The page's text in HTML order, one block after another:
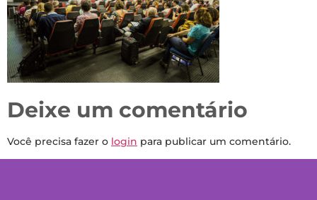
Deixe um comentário
Você precisa fazer o login para publicar um comentário.